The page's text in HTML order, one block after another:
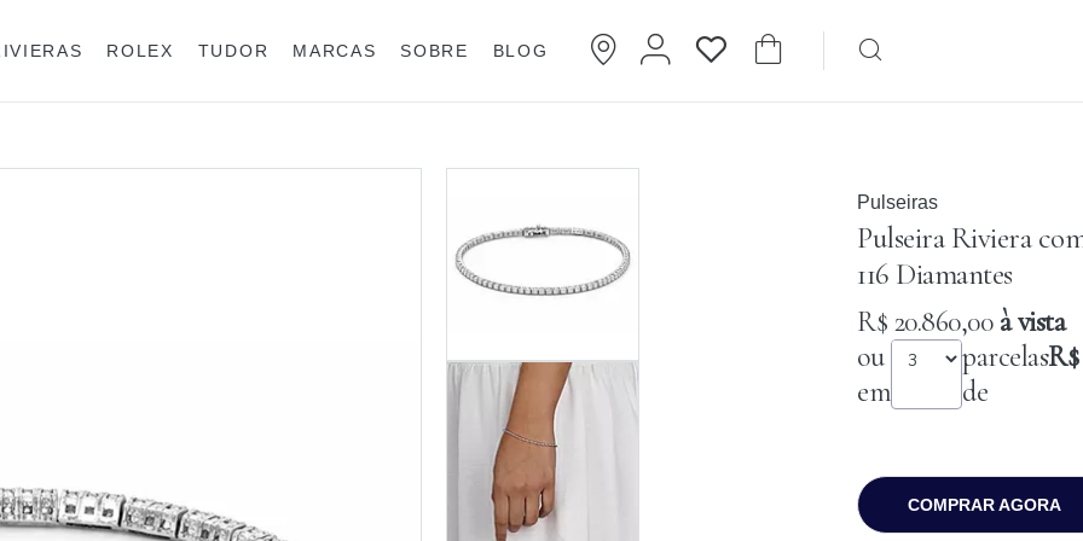
MARCAS SOBRE
ROLEX TUDOR BLOG
Pulseiras
Pulseira Riviera
116 Diamantes
R$ 20.860,00à vista
ou
em
parcelas
de
R$
COMPRAR AGORA